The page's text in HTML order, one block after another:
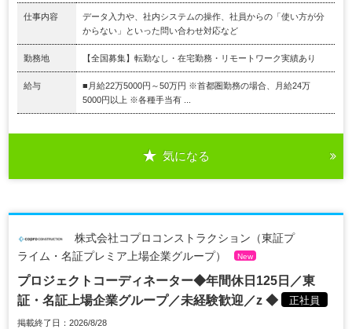
仕事内容
データ入力や、社内システムの操作、社員からの「使い方が分
からない」といった問い合わせ対応など
勤務地 【全国募集】転勤なし・在宅勤務・リモートワーク実績あり
給与
■月給22万5000円～50万円 ※首都圏勤務の場合、月給24万
5000円以上 ※各種手当有 ...
気になる
株式会社コプロコンストラクション（東証プ
ライム・名証プレミア上場企業グループ）
New
プロジェクトコーディネーター◆年間休日125日／東
証・名証上場企業グループ／未経験歓迎／z ◆
正社員
掲載終了日：2026/8/28